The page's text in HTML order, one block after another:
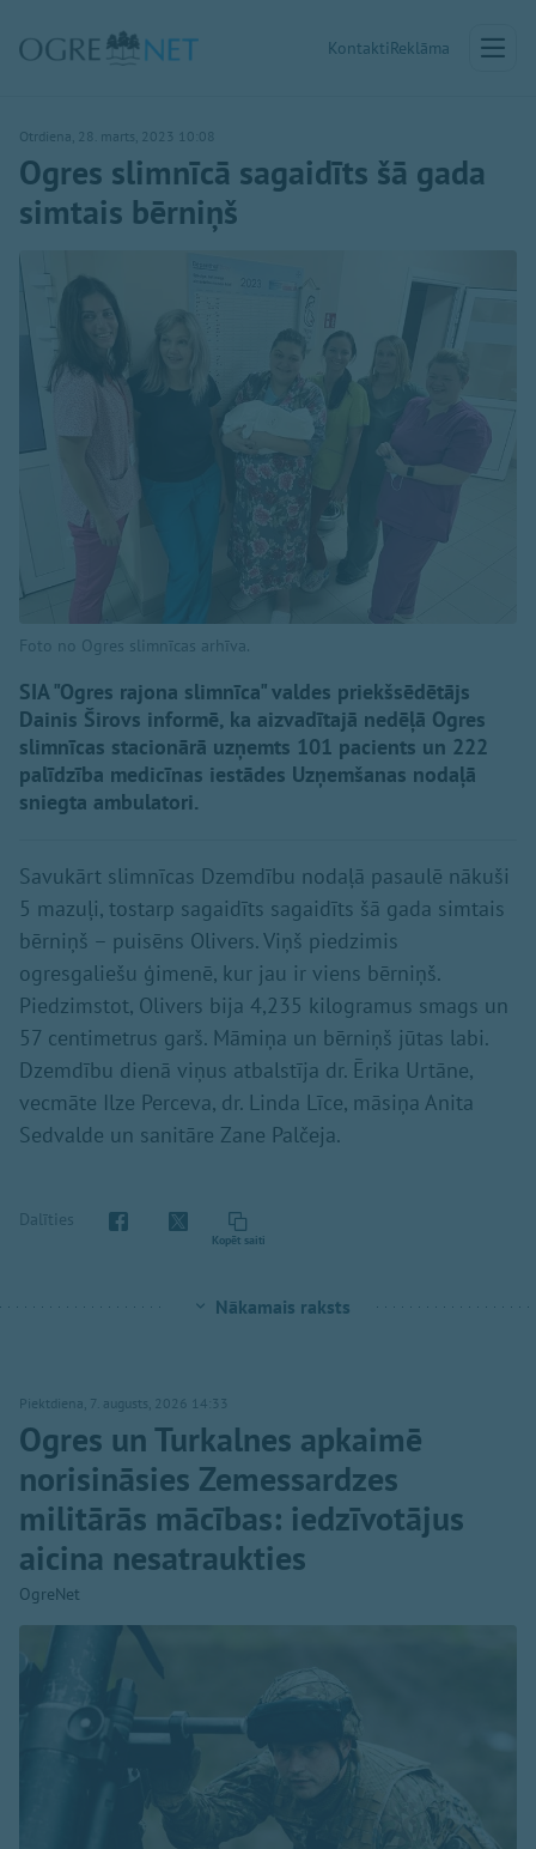
KontaktiReklāma
Otrdiena, 28. marts, 2023 10:08
Ogres slimnīcā sagaidīts šā gada
simtais bērniņš
Foto no Ogres slimnīcas arhīva.
SIA "Ogres rajona slimnīca" valdes priekšsēdētājs
Dainis Širovs informē, ka aizvadītajā nedēļā Ogres
slimnīcas stacionārā uzņemts 101 pacients un 222
palīdzība medicīnas iestādes Uzņemšanas nodaļā
sniegta ambulatori.
Savukārt slimnīcas Dzemdību nodaļā pasaulē nākuši
5 mazuļi, tostarp sagaidīts sagaidīts šā gada simtais
bērniņš – puisēns Olivers. Viņš piedzimis
ogresgaliešu ģimenē, kur jau ir viens bērniņš.
Piedzimstot, Olivers bija 4,235 kilogramus smags un
57 centimetrus garš. Māmiņa un bērniņš jūtas labi.
Dzemdību dienā viņus atbalstīja dr. Ērika Urtāne,
vecmāte Ilze Perceva, dr. Linda Līce, māsiņa Anita
Sedvalde un sanitāre Zane Palčeja.
Dalīties
Kopēt saiti
Nākamais raksts
Piektdiena, 7. augusts, 2026 14:33
Ogres un Turkalnes apkaimē
norisināsies Zemessardzes
militārās mācības: iedzīvotājus
aicina nesatraukties
OgreNet